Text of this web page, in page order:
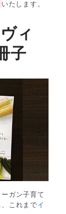
いたします。
ィ
子
ガン子育て
これまでイ